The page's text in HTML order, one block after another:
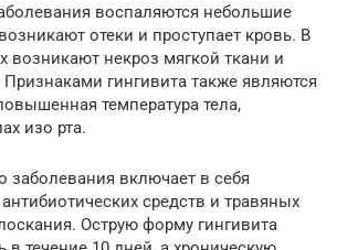
воспаляются небольшие
отеки и проступает кровь. В
возникают некроз мягкой ткани и
гингивита также являются
температура тела,
изо рта.
заболевания включает в себя
средств и травяных
Острую форму гингивита